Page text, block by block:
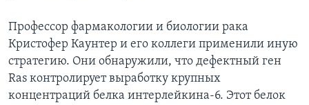
Профессор фармакологии и биологии рака
Кристофер Каунтер и его коллеги применили иную
стратегию. Они обнаружили, что дефектный ген
Ras контролирует выработку крупных
концентраций белка интерлейкина-6. Этот белок